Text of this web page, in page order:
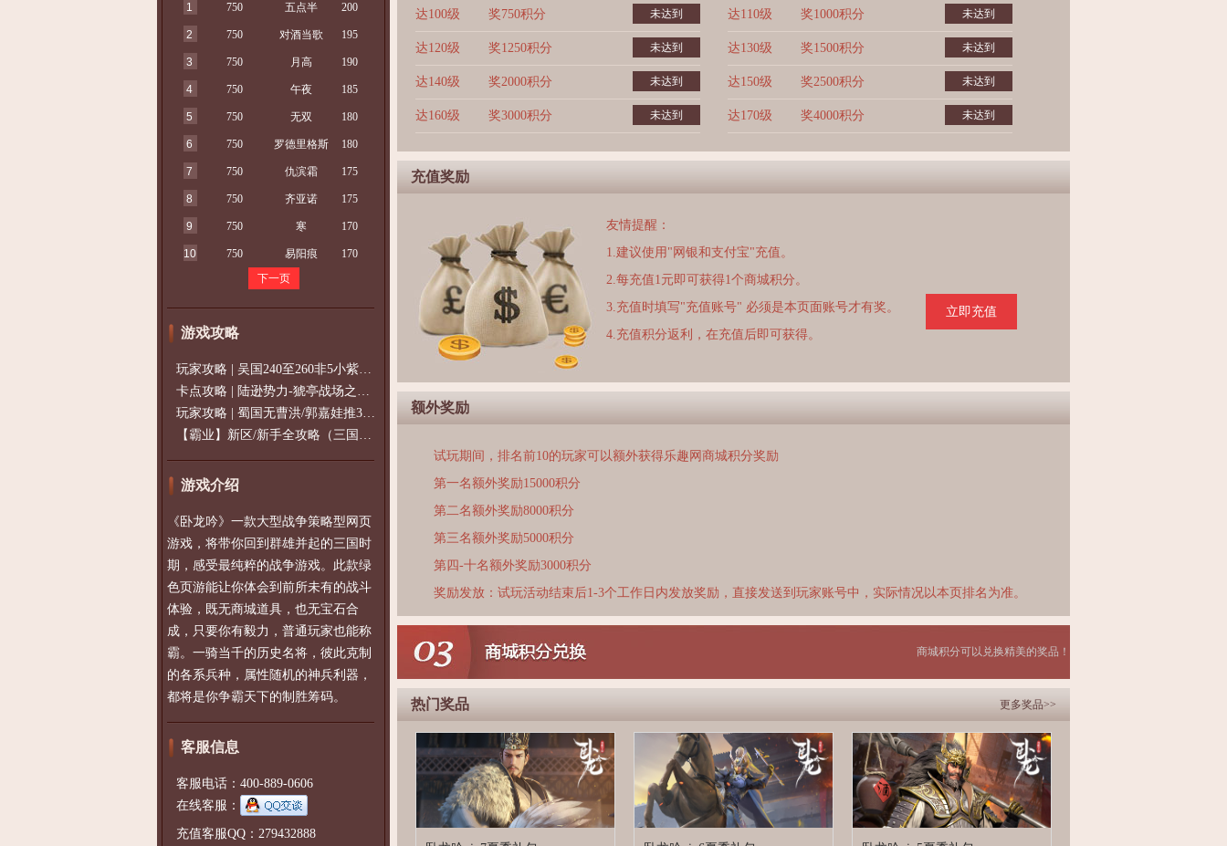
1
750 五点半 200
2 750 对酒当歌 195
3 750 月高 190
4 750 午夜 185
5 750 无双 180
6 750 罗德里格斯 180
7 750 仇滨霜 175
8 750 齐亚诺 175
9 750 寒 170
10 750 易阳痕
170
下一页
游戏攻略
玩家攻略 | 吴国240至260非5小紫过策免
卡点攻略 | 陆逊势力-猇亭战场之陆逊
玩家攻略 | 蜀国无曹洪/郭嘉娃推375级，
【霸业】新区/新手全攻略（三国通用）2
游戏介绍
《卧龙吟》一款大型战争策略型网页
游戏，将带你回到群雄并起的三国时
期，感受最纯粹的战争游戏。此款绿
色页游能让你体会到前所未有的战斗
体验，既无商城道具，也无宝石合
成，只要你有毅力，普通玩家也能称
霸。一骑当千的历史名将，彼此克制
的各系兵种，属性随机的神兵利器，
都将是你争霸天下的制胜筹码。
客服信息
客服电话：400-889-0606
在线客服：
充值客服QQ：279432888
达100级 奖750积分 未达到 达110级 奖1000积分 未达到
达120级 奖1250积分 未达到 达130级 奖1500积分 未达到
达140级 奖2000积分 未达到 达150级 奖2500积分 未达到
达160级 奖3000积分 未达到 达170级 奖4000积分 未达到
充值奖励
友情提醒：
1.建议使用"网银和支付宝"充值。
2.每充值1元即可获得1个商城积分。
3.充值时填写"充值账号" 必须是本页面账号才有奖。
4.充值积分返利，在充值后即可获得。
立即充值
额外奖励
试玩期间，排名前10的玩家可以额外获得乐趣网商城积分奖励
第一名额外奖励15000积分
第二名额外奖励8000积分
第三名额外奖励5000积分
第四-十名额外奖励3000积分
奖励发放：试玩活动结束后1-3个工作日内发放奖励，直接发送到玩家账号中，实际情况以本页排名为准。
商城积分可以兑换精美的奖品！
热门奖品 更多奖品>>